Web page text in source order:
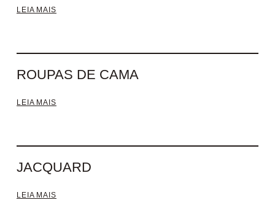
LEIA MAIS
ROUPAS DE CAMA
LEIA MAIS
JACQUARD
LEIA MAIS